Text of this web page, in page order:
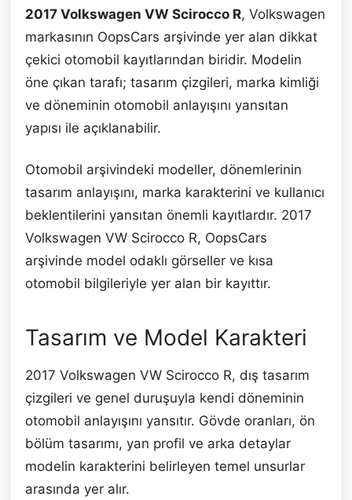
2017 Volkswagen VW Scirocco R, Volkswagen
markasının OopsCars arşivinde yer alan dikkat
çekici otomobil kayıtlarından biridir. Modelin
öne çıkan tarafı; tasarım çizgileri, marka kimliği
ve döneminin otomobil anlayışını yansıtan
yapısı ile açıklanabilir.
Otomobil arşivindeki modeller, dönemlerinin
tasarım anlayışını, marka karakterini ve kullanıcı
beklentilerini yansıtan önemli kayıtlardır. 2017
Volkswagen VW Scirocco R, OopsCars
arşivinde model odaklı görseller ve kısa
otomobil bilgileriyle yer alan bir kayıttır.
Tasarım ve Model Karakteri
2017 Volkswagen VW Scirocco R, dış tasarım
çizgileri ve genel duruşuyla kendi döneminin
otomobil anlayışını yansıtır. Gövde oranları, ön
bölüm tasarımı, yan profil ve arka detaylar
modelin karakterini belirleyen temel unsurlar
arasında yer alır.